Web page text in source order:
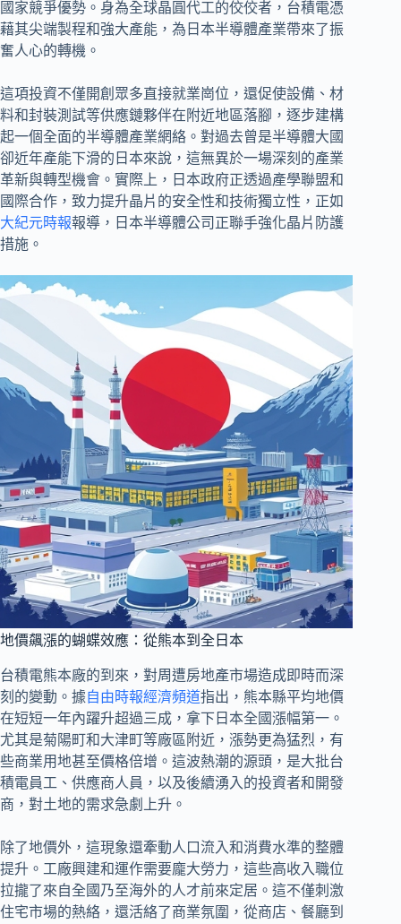
國家競爭優勢。身為全球晶圓代工的佼佼者，台積電憑
藉其尖端製程和強大產能，為日本半導體產業帶來了振
奮人心的轉機。
這項投資不僅開創眾多直接就業崗位，還促使設備、材
料和封裝測試等供應鏈夥伴在附近地區落腳，逐步建構
起一個全面的半導體產業網絡。對過去曾是半導體大國
卻近年產能下滑的日本來說，這無異於一場深刻的產業
革新與轉型機會。實際上，日本政府正透過產學聯盟和
國際合作，致力提升晶片的安全性和技術獨立性，正如
大紀元時報報導，日本半導體公司正聯手強化晶片防護
措施。
地價飆漲的蝴蝶效應：從熊本到全日本
台積電熊本廠的到來，對周遭房地產市場造成即時而深
刻的變動。據自由時報經濟頻道指出，熊本縣平均地價
在短短一年內躍升超過三成，拿下日本全國漲幅第一。
尤其是菊陽町和大津町等廠區附近，漲勢更為猛烈，有
些商業用地甚至價格倍增。這波熱潮的源頭，是大批台
積電員工、供應商人員，以及後續湧入的投資者和開發
商，對土地的需求急劇上升。
除了地價外，這現象還牽動人口流入和消費水準的整體
提升。工廠興建和運作需要龐大勞力，這些高收入職位
拉攏了來自全國乃至海外的人才前來定居。這不僅刺激
住宅市場的熱絡，還活絡了商業氛圍，從商店、餐廳到